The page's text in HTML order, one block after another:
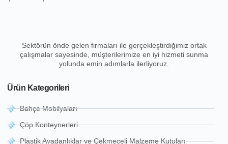
Sektörün önde gelen firmaları ile gerçekleştirdiğimiz ortak
çalışmalar sayesinde, müşterilerimize en iyi hizmeti sunma
yolunda emin adımlarla ilerliyoruz.
Ürün Kategorileri
Bahçe Mobilyaları
Çöp Konteynerleri
Plastik Avadanlıklar ve Çekmeceli Malzeme Kutuları